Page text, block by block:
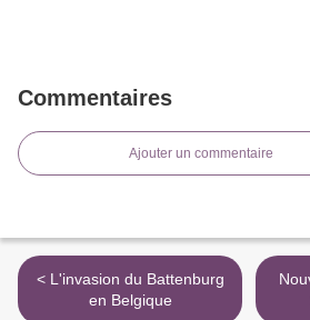
Commentaires
Ajouter un commentaire
< L'invasion du Battenburg
en Belgique